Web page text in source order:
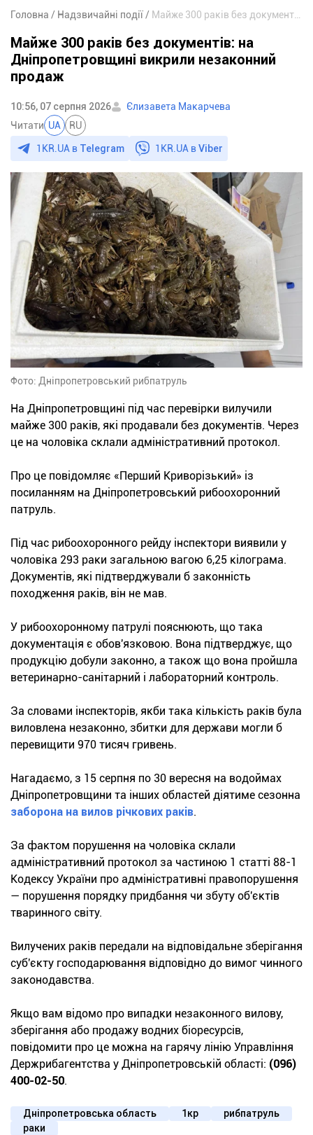
Головна Надзвичайні події
Майже 300 раків без документів: на
Дніпропетровщині викрили незаконний
продаж
10:56, 07 серпня 2026
Єлизавета Макарчева
Читати UA RU
1KR.UA в Telegram 1KR.UA вViber
Фото: Дніпропетровський рибпатруль
На Дніпропетровщині під час перевірки вилучили
майже 300 раків, які продавали без документів. Через
це на чоловіка склали адміністративний протокол.
Про це повідомляє «Перший Криворізький» із
посиланням на Дніпропетровський рибоохоронний
патруль.
Під час рибоохоронного рейду інспектори виявили у
чоловіка 293 раки загальною вагою 6,25 кілограма.
Документів, які підтверджували б законність
походження раків, він не мав.
У рибоохоронному патрулі пояснюють, що така
документація є обов'язковою. Вона підтверджує, що
продукцію добули законно, а також що вона пройшла
ветеринарно-санітарний і лабораторний контроль.
За словами інспекторів, якби така кількість раків була
виловлена незаконно, збитки для держави могли б
перевищити 970 тисяч гривень.
Нагадаємо, з 15 серпня по 30 вересня на водоймах
Дніпропетровщини та інших областей діятиме сезонна
заборона на вилов річкових раків.
За фактом порушення на чоловіка склали
адміністративний протокол за частиною 1 статті 88-1
Кодексу України про адміністративні правопорушення
— порушення порядку придбання чи збуту об'єктів
тваринного світу.
Вилучених раків передали на відповідальне зберігання
суб'єкту господарювання відповідно до вимог чинного
законодавства.
Якщо вам відомо про випадки незаконного вилову,
зберігання або продажу водних біоресурсів,
повідомити про це можна на гарячу лінію Управління
Держрибагентства у Дніпропетровській області: (096)
400-02-50.
Дніпропетровська область 1кр
рибпатруль
раки